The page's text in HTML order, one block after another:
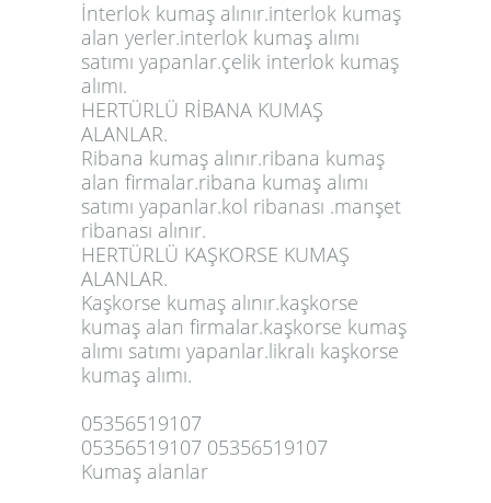
İnterlok kumaş alınır.interlok kumaş
alan yerler.interlok kumaş alımı
satımı yapanlar.çelik interlok kumaş
alımı.
HERTÜRLÜ RİBANA KUMAŞ
ALANLAR.
Ribana kumaş alınır.ribana kumaş
alan firmalar.ribana kumaş alımı
satımı yapanlar.kol ribanası .manşet
ribanası alınır.
HERTÜRLÜ KAŞKORSE KUMAŞ
ALANLAR.
Kaşkorse kumaş alınır.kaşkorse
kumaş alan firmalar.kaşkorse kumaş
alımı satımı yapanlar.likralı kaşkorse
kumaş alımı.
05356519107
05356519107 05356519107
Kumaş alanlar